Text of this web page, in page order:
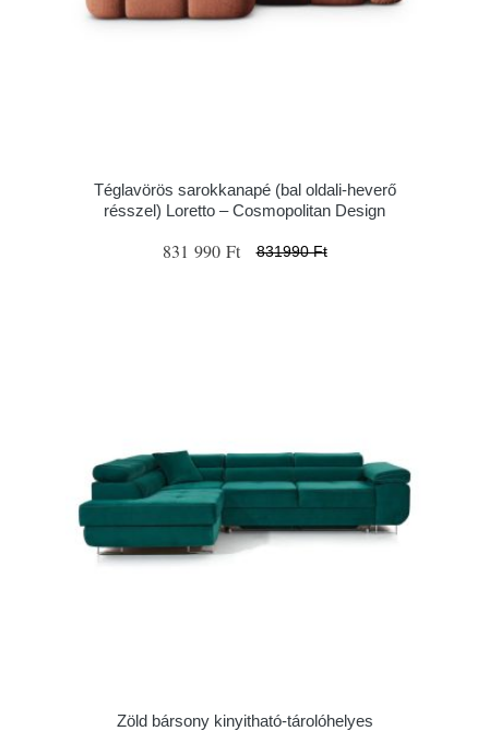
Téglavörös sarokkanapé (bal oldali-heverő
résszel) Loretto – Cosmopolitan Design
831 990 Ft 831990 Ft
Zöld bársony kinyitható-tárolóhelyes